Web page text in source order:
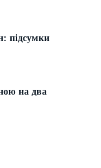
підсумки
на два